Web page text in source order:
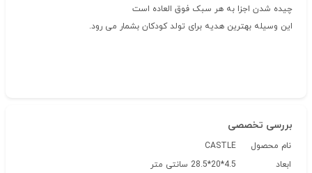
چیده شدن اجزا به هر سبک فوق العاده است
این وسیله بهترین هدیه برای تولد کودکان بشمار می رود.
بررسی تخصصی
نام محصول
CASTLE
ابعاد
4.5*20*28.5 سانتی متر